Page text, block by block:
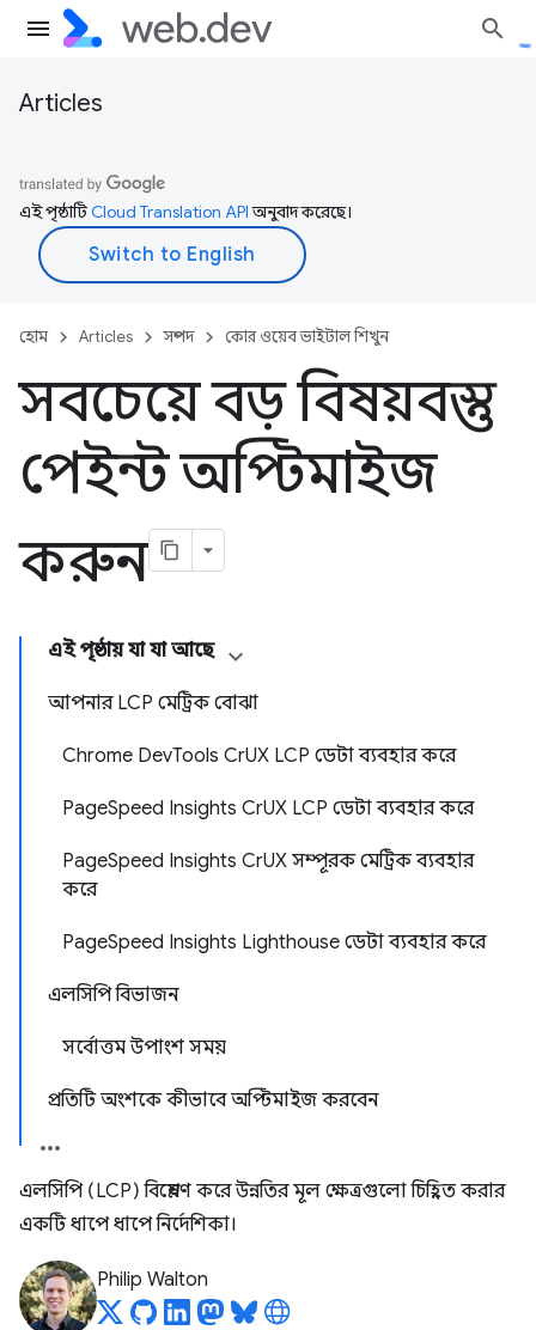
Articles
এই পৃষ্ঠাটিCloud Translation APIঅনুবাদ করেছে।
হোম Articles সম্পদ কোর ওয়েব ভাইটাল শিখুন
সবচেয়ে বড় বিষয়বস্তু
পেইন্ট অপ্টিমাইজ
করুন
এই পৃষ্ঠায় যা যা আছে
আপনার LCP মেট্রিক বোঝা
Chrome DevTools CrUX LCP ডেটা ব্যবহার করে
PageSpeed ​​Insights CrUX LCP ডেটা ব্যবহার করে
PageSpeed ​​Insights CrUX সম্পূরক মেট্রিক ব্যবহার
করে
PageSpeed ​​Insights Lighthouse ডেটা ব্যবহার করে
এলসিপি বিভাজন
সর্বোত্তম উপাংশ সময়
প্রতিটি অংশকে কীভাবে অপ্টিমাইজ করবেন
এলসিপি (LCP) বিশ্লেষণ করে উন্নতির মূল ক্ষেত্রগুলো চিহ্নিত করার
একটি ধাপে ধাপে নির্দেশিকা।
Philip Walton